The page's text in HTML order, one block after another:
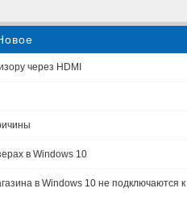
через HDMI
в Windows 10
в Windows 10 не подключаются к